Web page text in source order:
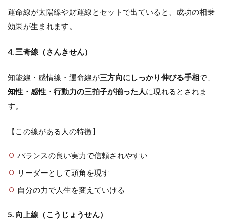
運命線が太陽線や財運線とセットで出ていると、成功の相乗
効果が生まれます。
4. 三奇線（さんきせん）
知能線・感情線・運命線が三方向にしっかり伸びる手相で、
知性・感性・行動力の三拍子が揃った人に現れるとされま
す。
【この線がある人の特徴】
バランスの良い実力で信頼されやすい
リーダーとして頭角を現す
自分の力で人生を変えていける
5. 向上線（こうじょうせん）